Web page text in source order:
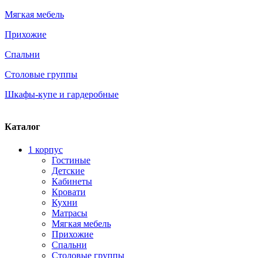
Мягкая мебель
Прихожие
Спальни
Столовые группы
Шкафы-купе и гардеробные
Каталог
1 корпус
Гостиные
Детские
Кабинеты
Кровати
Кухни
Матрасы
Мягкая мебель
Прихожие
Спальни
Столовые группы